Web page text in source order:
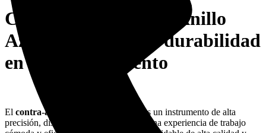
Contra-Ángulo NSK Anillo
Azul: Innovación y durabilidad
en cada movimiento
El contra-ángulo NSK Anillo Azul
es un instrumento de alta
precisión, diseñado para proporcionar una experiencia de trabajo